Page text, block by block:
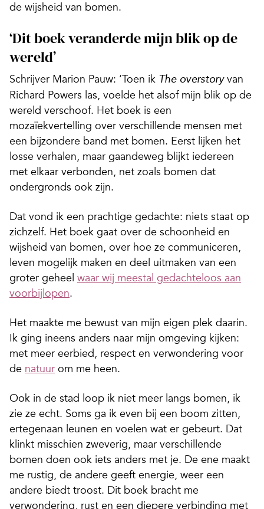
de wijsheid van bomen.
‘Dit boek veranderde mijn blik op de
wereld’
Schrijver Marion Pauw: ‘Toen ik The overstory van
Richard Powers las, voelde het alsof mijn blik op de
wereld verschoof. Het boek is een
mozaïekvertelling over verschillende mensen met
een bijzondere band met bomen. Eerst lijken het
losse verhalen, maar gaandeweg blijkt iedereen
met elkaar verbonden, net zoals bomen dat
ondergronds ook zijn.
Dat vond ik een prachtige gedachte: niets staat op
zichzelf. Het boek gaat over de schoonheid en
wijsheid van bomen, over hoe ze communiceren,
leven mogelijk maken en deel uitmaken van een
groter geheel waar wij meestal gedachteloos aan
voorbijlopen.
Het maakte me bewust van mijn eigen plek daarin.
Ik ging ineens anders naar mijn omgeving kijken:
met meer eerbied, respect en verwondering voor
de natuur om me heen.
Ook in de stad loop ik niet meer langs bomen, ik
zie ze echt. Soms ga ik even bij een boom zitten,
ertegenaan leunen en voelen wat er gebeurt. Dat
klinkt misschien zweverig, maar verschillende
bomen doen ook iets anders met je. De ene maakt
me rustig, de andere geeft energie, weer een
andere biedt troost. Dit boek bracht me
verwondering, rust en een diepere verbinding met